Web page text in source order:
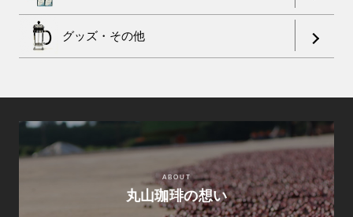
グッズ・その他
ABOUT
丸山珈琲の想い